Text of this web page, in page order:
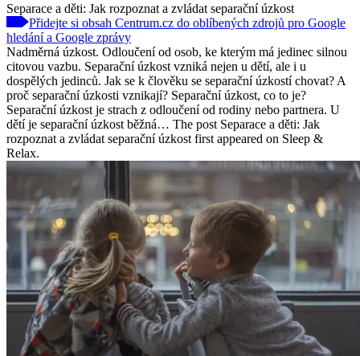
Separace a děti: Jak rozpoznat a zvládat separační úzkost
Přidejte si obsah Centrum.cz do oblíbených zdrojů pro Google
hledání a Google zprávy
Nadměrná úzkost. Odloučení od osob, ke kterým má jedinec silnou
citovou vazbu. Separační úzkost vzniká nejen u dětí, ale i u
dospělých jedinců. Jak se k člověku se separační úzkostí chovat? A
proč separační úzkosti vznikají? Separační úzkost, co to je?
Separační úzkost je strach z odloučení od rodiny nebo partnera. U
dětí je separační úzkost běžná… The post Separace a děti: Jak
rozpoznat a zvládat separační úzkost first appeared on Sleep &
Relax.